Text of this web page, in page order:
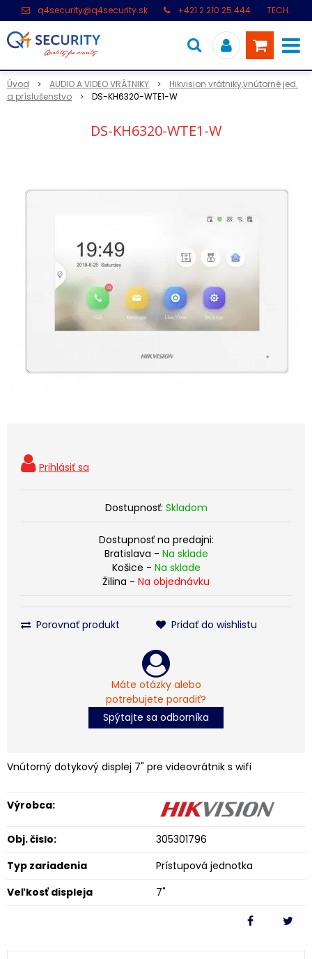
q4security@q4security.sk +421 2 210 25 444
TECH.
Úvod AUDIO A VIDEO VRÁTNIKY
Hikvision vrátniky,vnútorné jed.
a príslušenstvo
DS-KH6320-WTE1-W
DS-KH6320-WTE1-W
Dostupnosť: Skladom
Dostupnosť na predajni:
Bratislava - Na sklade
Košice - Na sklade
Žilina - Na objednávku
Porovnať produkt Pridať do wishlistu
Máte otázky alebo
potrebujete poradiť?
Spýtajte sa odborníka
Vnútorný dotykový displej 7" pre videovrátnik s wifi
Výrobca:
Obj. čislo:
305301796
Typ zariadenia
Prístupová jednotka
Veľkosť displeja
7"